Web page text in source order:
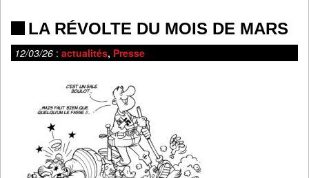
LA RÉVOLTE DU MOIS DE MARS
12/03/26 : actualités, Presse